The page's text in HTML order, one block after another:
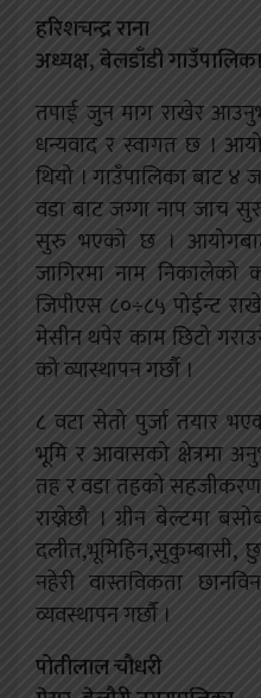
हरिशचन्द्र राना
अध्यक्ष, बेलडाँडी गाउँपालिका
तपाई जुन माग राखेर
धन्यवाद र स्वागत छ ।
थियो । गाउँपालिका बाट ४
वडा बाट जग्गा नाप जाच
सुरु भएको छ ।
जागिरमा नाम
जिपीएस ८०÷८५ पोईन्ट
मेसीन थपेर काम छिटो
को व्यास्थापन गर्छौ ।
८ वटा सेतो पुर्जा तयार
भूमि र आवासको क्षेत्रमा
तह र वडा तहको सहजीकरण
राख्नेछौ । ग्रीन बेल्टमा
दलीत,भूमिहिन,सुकुम्बासी,
नहेरी वास्तविकता
व्यवस्थापन गर्छौ ।
पोतीलाल चौधरी